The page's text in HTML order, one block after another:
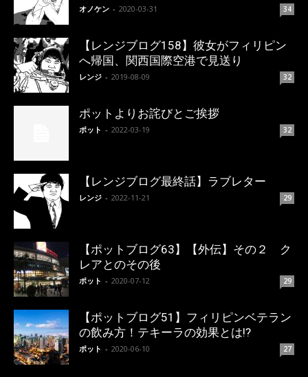
オノケン - 2020-03-31 34
【レンジブログ158】彼女がフィリピン
へ帰国、関西国際空港で見送り
レンジ - 2019-08-09 32
ポットよりお詫びとご挨拶
ポット - 2022-03-19 32
【レンジブログ最終話】ラブレター
レンジ - 2022-11-21 29
【ポットブログ63】【外伝】その２ ク
レアとのその後
ポット - 2020-07-12 29
【ポットブログ51】フィリピンベテラン
の飲み方！テキーラの効果とは!?
ポット - 2020-06-10 27